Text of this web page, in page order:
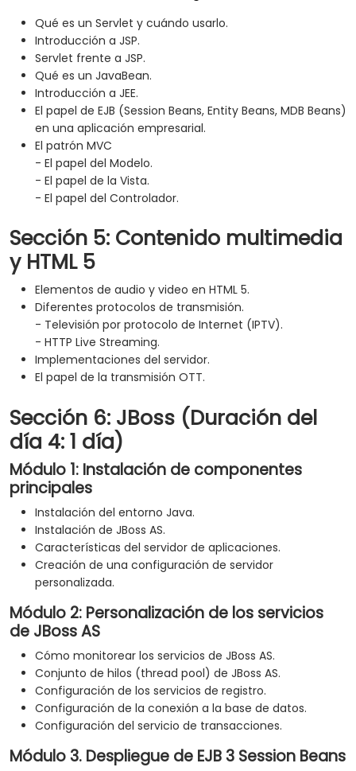
Qué es un Servlet y cuándo usarlo.
Introducción a JSP.
Servlet frente a JSP.
Qué es un JavaBean.
Introducción a JEE.
El papel de EJB (Session Beans, Entity Beans, MDB Beans)
en una aplicación empresarial.
El patrón MVC
- El papel del Modelo.
- El papel de la Vista.
- El papel del Controlador.
Sección 5: Contenido multimedia
y HTML 5
Elementos de audio y video en HTML 5.
Diferentes protocolos de transmisión.
- Televisión por protocolo de Internet (IPTV).
- HTTP Live Streaming.
Implementaciones del servidor.
El papel de la transmisión OTT.
Sección 6: JBoss (Duración del
día 4: 1 día)
Módulo 1: Instalación de componentes
principales
Instalación del entorno Java.
Instalación de JBoss AS.
Características del servidor de aplicaciones.
Creación de una configuración de servidor
personalizada.
Módulo 2: Personalización de los servicios
de JBoss AS
Cómo monitorear los servicios de JBoss AS.
Conjunto de hilos (thread pool) de JBoss AS.
Configuración de los servicios de registro.
Configuración de la conexión a la base de datos.
Configuración del servicio de transacciones.
Módulo 3. Despliegue de EJB 3 Session Beans